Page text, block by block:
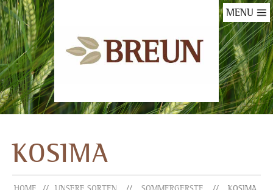
MENU
KOSIMA